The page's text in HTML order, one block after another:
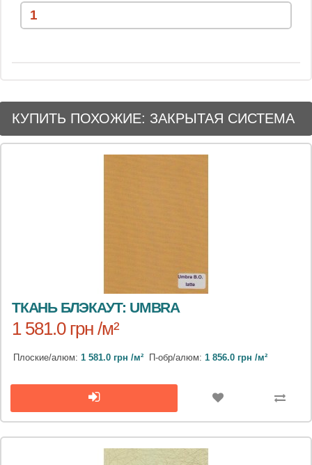
КУПИТЬ ПОХОЖИЕ: ЗАКРЫТАЯ СИСТЕМА
ТКАНЬ БЛЭКАУТ: UMBRA
1 581.0 грн /м²
Плоские/алюм: 1 581.0 грн /м² П-обр/алюм: 1 856.0 грн /м²